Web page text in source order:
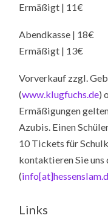
Ermäßigt | 11€
Abendkasse | 18€
Ermäßigt | 13€
Vorverkauf zzgl.
(www.klugfuchs.de)
Ermäßigungen
Azubis. Einen
10 Tickets für
kontaktieren Sie
(
Links